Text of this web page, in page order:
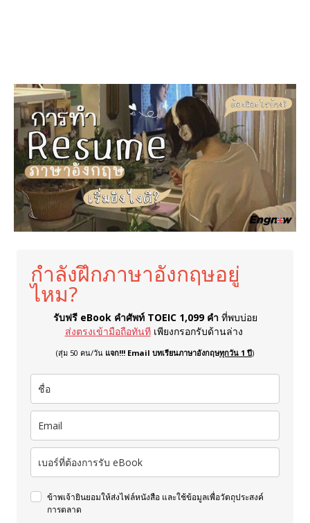
กำลังฝึกภาษาอังกฤษอยู่
ไหม?
รับฟรี eBook คำศัพท์ TOEIC 1,099 คำ ที่พบบ่อย
ส่งตรงเข้ามือถือทันที เพียงกรอกรับด้านล่าง
(สุ่ม 50 คน/วัน แจก!!! Email บทเรียนภาษาอังกฤษทุกวัน 1 ปี)
ข้าพเจ้ายินยอมให้ส่งไฟล์หนังสือ และใช้ข้อมูลเพื่อวัตถุประสงค์
การตลาด